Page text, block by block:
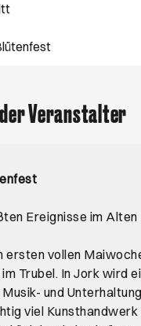
Browser-Tab
Veranstalter
Ereignisse im Alten
ersten vollen
Trubel. In Jork wird
und
viel Kunsthandwerk